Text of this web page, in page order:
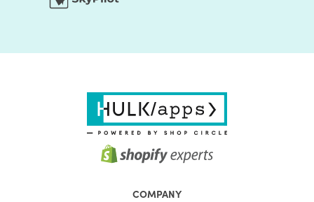
COMPANY